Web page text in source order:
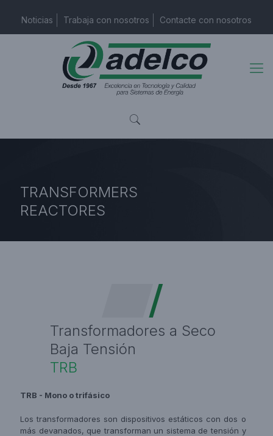
Noticias Trabaja con nosotros Contacte con nosotros
TRANSFORMERS
REACTORES
Transformadores a Seco
Baja Tensión
TRB
TRB - Mono o trifásico
Los transformadores son dispositivos estáticos con dos o
más devanados, que transforman un sistema de tensión y